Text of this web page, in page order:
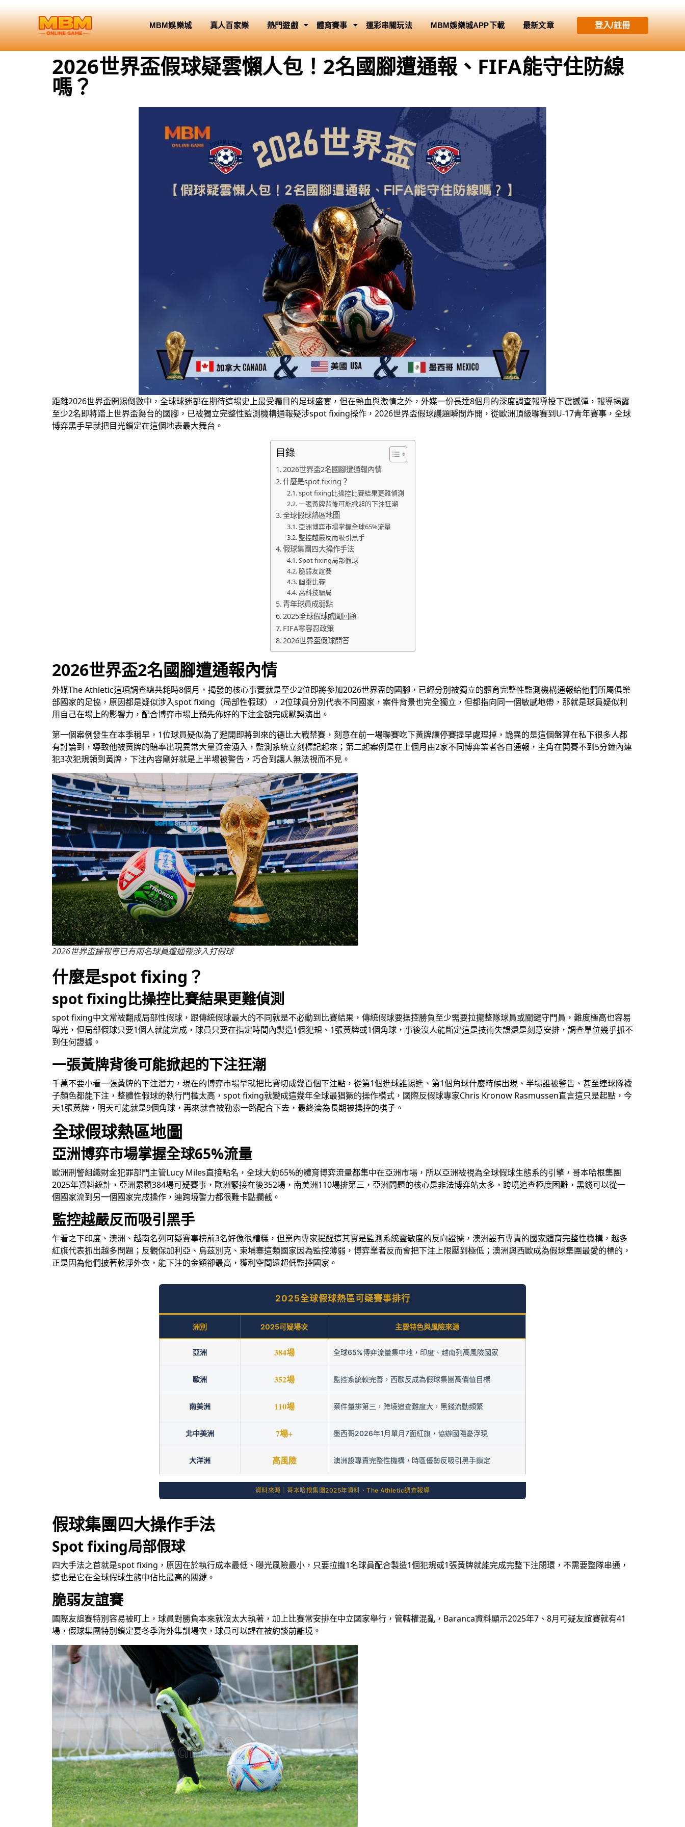
MBM娛樂城 真人百家樂 熱門遊戲 體育賽事 運彩串關玩法 MBM娛樂城APP下載 最新文章 登入/註冊
2026世界盃假球疑雲懶人包！2名國腳遭通報、FIFA能守住防線
嗎？
距離2026世界盃開踢倒數中，全球球迷都在期待這場史上最受矚目的足球盛宴，但在熱血與激情之外，外媒一份長達8個月的深度調查報導投下震撼彈，報導揭露
至少2名即將踏上世界盃舞台的國腳，已被獨立完整性監測機構通報疑涉spot fixing操作，2026世界盃假球議題瞬間炸開，從歐洲頂級聯賽到U-17青年賽事，全球
博弈黑手早就把目光鎖定在這個地表最大舞台。
目錄
2026世界盃2名國腳遭通報內情
什麼是spot fixing？
spot fixing比操控比賽結果更難偵測
一張黃牌背後可能掀起的下注狂潮
全球假球熱區地圖
亞洲博弈市場掌握全球65%流量
監控越嚴反而吸引黑手
假球集團四大操作手法
Spot fixing局部假球
脆弱友誼賽
幽靈比賽
高科技騙局
青年球員成弱點
2025全球假球醜聞回顧
FIFA零容忍政策
2026世界盃假球問答
2026世界盃2名國腳遭通報內情
外媒The Athletic這項調查總共耗時8個月，揭發的核心事實就是至少2位即將參加2026世界盃的國腳，已經分別被獨立的體育完整性監測機構通報給他們所屬俱樂
部國家的足協，原因都是疑似涉入spot fixing（局部性假球），2位球員分別代表不同國家，案件背景也完全獨立，但都指向同一個敏感地帶，那就是球員疑似利
用自己在場上的影響力，配合博弈市場上預先佈好的下注金額完成默契演出。
第一個案例發生在本季稍早，1位球員疑似為了避開即將到來的德比大戰禁賽，刻意在前一場聯賽吃下黃牌讓停賽提早處理掉，詭異的是這個盤算在私下很多人都
有討論到，導致他被黃牌的賠率出現異常大量資金湧入，監測系統立刻標記起來；第二起案例是在上個月由2家不同博弈業者各自通報，主角在開賽不到5分鐘內連
犯3次犯規領到黃牌，下注內容剛好就是上半場被警告，巧合到讓人無法視而不見。
2026世界盃據報導已有兩名球員遭通報涉入打假球
什麼是spot fixing？
spot fixing比操控比賽結果更難偵測
spot fixing中文常被翻成局部性假球，跟傳統假球最大的不同就是不必動到比賽結果，傳統假球要操控勝負至少需要拉攏整隊球員或關鍵守門員，難度極高也容易
曝光，但局部假球只要1個人就能完成，球員只要在指定時間內製造1個犯規、1張黃牌或1個角球，事後沒人能斷定這是技術失誤還是刻意安排，調查單位幾乎抓不
到任何證據。
一張黃牌背後可能掀起的下注狂潮
千萬不要小看一張黃牌的下注潛力，現在的博弈市場早就把比賽切成幾百個下注點，從第1個進球誰踢進、第1個角球什麼時候出現、半場誰被警告、甚至連球隊襪
子顏色都能下注，整體性假球的執行門檻太高，spot fixing就變成這幾年全球最猖獗的操作模式，國際反假球專家Chris Kronow Rasmussen直言這只是起點，今
天1張黃牌，明天可能就是9個角球，再來就會被勒索一路配合下去，最終淪為長期被操控的棋子。
全球假球熱區地圖
亞洲博弈市場掌握全球65%流量
歐洲刑警組織財金犯罪部門主管Lucy Miles直接點名，全球大約65%的體育博弈流量都集中在亞洲市場，所以亞洲被視為全球假球生態系的引擎，哥本哈根集團
2025年資料統計，亞洲累積384場可疑賽事，歐洲緊接在後352場，南美洲110場排第三，亞洲問題的核心是非法博弈站太多，跨境追查極度困難，黑錢可以從一
個國家流到另一個國家完成操作，連跨境警力都很難卡點攔截。
監控越嚴反而吸引黑手
乍看之下印度、澳洲、越南名列可疑賽事榜前3名好像很糟糕，但業內專家提醒這其實是監測系統靈敏度的反向證據，澳洲設有專責的國家體育完整性機構，越多
紅旗代表抓出越多問題；反觀保加利亞、烏茲別克、柬埔寨這類國家因為監控薄弱，博弈業者反而會把下注上限壓到極低；澳洲與西歐成為假球集團最愛的標的，
正是因為他們披著乾淨外衣，能下注的金額卻最高，獲利空間遠超低監控國家。
2025全球假球熱區可疑賽事排行
洲別 2025可疑場次 主要特色與風險來源
亞洲 384場 全球65%博弈流量集中地，印度、越南列高風險國家
歐洲 352場 監控系統較完善，西歐反成為假球集團高價值目標
南美洲 110場 案件量排第三，跨境追查難度大，黑錢流動頻繁
北中美洲 7場+ 墨西哥2026年1月單月7面紅旗，協辦國隱憂浮現
大洋洲 高風險 澳洲設專責完整性機構，時區優勢反吸引黑手鎖定
資料來源｜哥本哈根集團2025年資料、The Athletic調查報導
假球集團四大操作手法
Spot fixing局部假球
四大手法之首就是spot fixing，原因在於執行成本最低、曝光風險最小，只要拉攏1名球員配合製造1個犯規或1張黃牌就能完成完整下注閉環，不需要整隊串通，
這也是它在全球假球生態中佔比最高的關鍵。
脆弱友誼賽
國際友誼賽特別容易被盯上，球員對勝負本來就沒太大執著，加上比賽常安排在中立國家舉行，管轄權混亂，Baranca資料顯示2025年7、8月可疑友誼賽就有41
場，假球集團特別鎖定夏冬季海外集訓場次，球員可以趕在被約談前離境。